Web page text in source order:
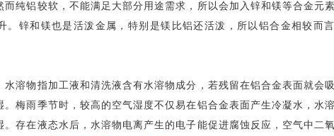
而纯铝较软，不能满足大部分用途需求，所以会加入锌和镁等合金元
。锌和镁也是活泼金属，特别是镁比铝还活泼，所以铝合金相较而
水溶物指加工液和清洗液含有水溶物成分，若残留在铝合金表面就会
。梅雨季节时，较高的空气湿度不仅易在铝合金表面产生冷凝水，水
。存在液态水后，水溶物电离产生的电子能促进腐蚀反应，空气中二